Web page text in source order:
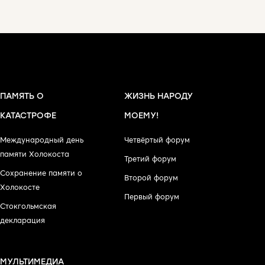
ПАМЯТЬ О
КАТАСТРОФЕ
Международный день
памяти Холокоста
Сохранение памяти о
Холокосте
Стокгольмская
декларация
ЖИЗНЬ НАРОДУ
МОЕМУ!
Четвёртый форум
Третий форум
Второй форум
Первый форум
МУЛЬТИМЕДИА